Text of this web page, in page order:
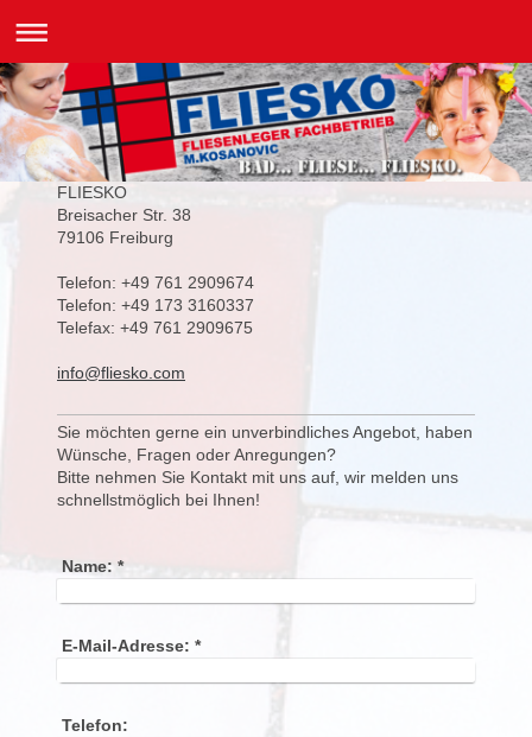
FLIESKO
Breisacher Str. 38
79106 Freiburg
Telefon: +49 761 2909674
Telefon: +49 173 3160337
Telefax: +49 761 2909675
info@fliesko.com
Sie möchten gerne ein unverbindliches Angebot, haben
Wünsche, Fragen oder Anregungen?
Bitte nehmen Sie Kontakt mit uns auf, wir melden uns
schnellstmöglich bei Ihnen!
Name: *
E-Mail-Adresse: *
Telefon: